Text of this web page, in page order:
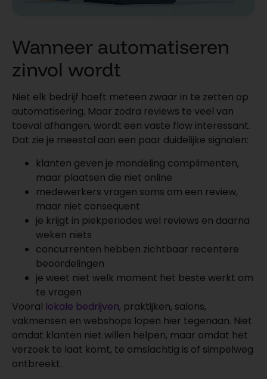
Wanneer automatiseren
zinvol wordt
Niet elk bedrijf hoeft meteen zwaar in te zetten op
automatisering. Maar zodra reviews te veel van
toeval afhangen, wordt een vaste flow interessant.
Dat zie je meestal aan een paar duidelijke signalen:
klanten geven je mondeling complimenten,
maar plaatsen die niet online
medewerkers vragen soms om een review,
maar niet consequent
je krijgt in piekperiodes wel reviews en daarna
weken niets
concurrenten hebben zichtbaar recentere
beoordelingen
je weet niet welk moment het beste werkt om
te vragen
Vooral lokale bedrijven, praktijken, salons,
vakmensen en webshops lopen hier tegenaan. Niet
omdat klanten niet willen helpen, maar omdat het
verzoek te laat komt, te omslachtig is of simpelweg
ontbreekt.